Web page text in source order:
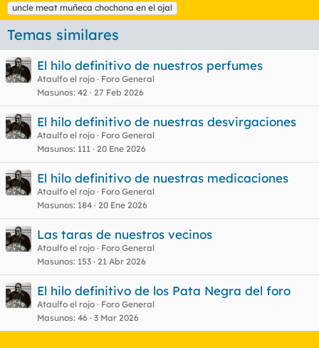
uncle meat muñeca chochona en el ojal
Temas similares
El hilo definitivo de nuestros perfumes
Ataulfo el rojo
Foro General
Masunos 42 27 Feb 2026
El hilo definitivo de nuestras desvirgaciones
Ataulfo el rojo
Foro General
Masunos 111 20 Ene 2026
El hilo definitivo de nuestras medicaciones
Ataulfo el rojo
Foro General
Masunos 184 20 Ene 2026
Las taras de nuestros vecinos
Ataulfo el rojo
Foro General
Masunos 153 21 Abr 2026
El hilo definitivo de los Pata Negra del foro
Ataulfo el rojo
Foro General
Masunos 46 3 Mar 2026